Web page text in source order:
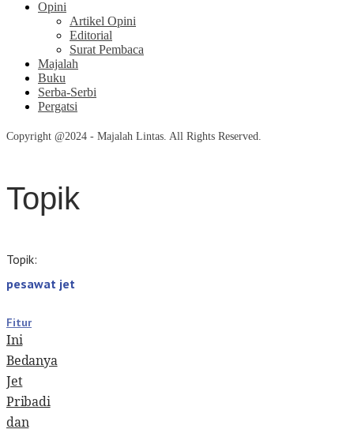
Opini
Artikel Opini
Editorial
Surat Pembaca
Majalah
Buku
Serba-Serbi
Pergatsi
Copyright @2024 - Majalah Lintas. All Rights Reserved.
Topik
Topik:
pesawat jet
Fitur
Ini
Bedanya
Jet
Pribadi
dan